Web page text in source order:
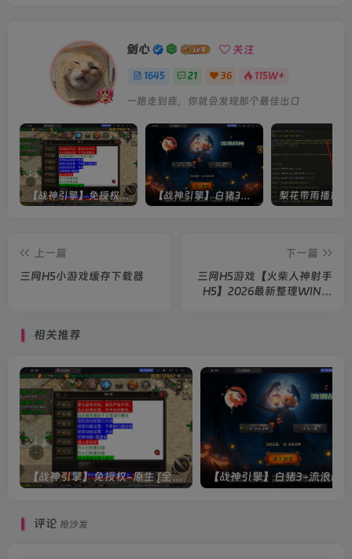
剑心 关注
1645 21 36 115W+
一路走到底，你就会发现那个最佳出口
【战神引擎】免授权-原生 [全屏自动拾取] 插件 + 配置教程（更新修复版，具体自测） 【战神引擎】白猪3-流浪战神3神技8大陆全屏拾取版特色服务端+生肖+转生+秘境+神魔+双端+教程(更新眼神拾取)
上一篇
三网H5小游戏缓存下载器
下一篇
三网H5游戏【火柴人神射手
H5】2026最新整理WIN系
相关推荐
【战神引擎】免授权-原生 [全屏自动拾取] 插件 + 配置教程（更新修复版，具体自测）
评论 抢沙发